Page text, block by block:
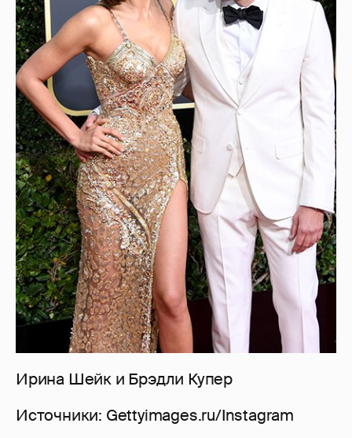
Ирина Шейк и Брэдли Купер
Источники: Gettyimages.ru/Instagram